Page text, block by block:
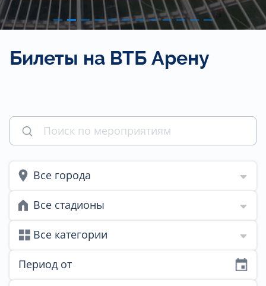
Билеты на ВТБ Арену
Все города
Все стадионы
Все категории
Период от